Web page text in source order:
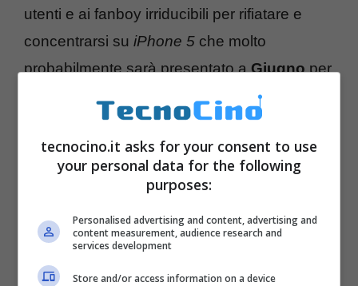
utenti e ai fanboy irriducibili per rifiatare e
concentrarsi su iPhone 5 che molto
probabilmente sarà presentato aGiugnoper
verso fine estate
inizio autunno prossimo.
tecnocino.it asks for your consent to use
your personal data for the following
purposes:
Personalised advertising and content, advertising and
content measurement, audience research and
services development
Store and/or access information on a device